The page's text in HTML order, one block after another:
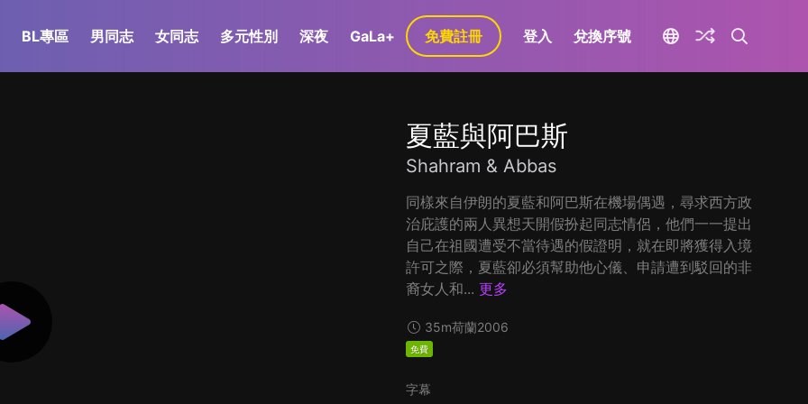
BL專區 男同志 女同志 多元性別 深夜 GaLa+ 免費註冊 登入 兌換序號
夏藍與阿巴斯
Shahram & Abbas
同樣來自伊朗的夏藍和阿巴斯在機場偶遇，尋求西方政
治庇護的兩人異想天開假扮起同志情侶，他們一一提出
自己在祖國遭受不當待遇的假證明，就在即將獲得入境
許可之際，夏藍卻必須幫助他心儀、申請遭到駁回的非
裔女人和... 更多
35m荷蘭2006
免費
字幕